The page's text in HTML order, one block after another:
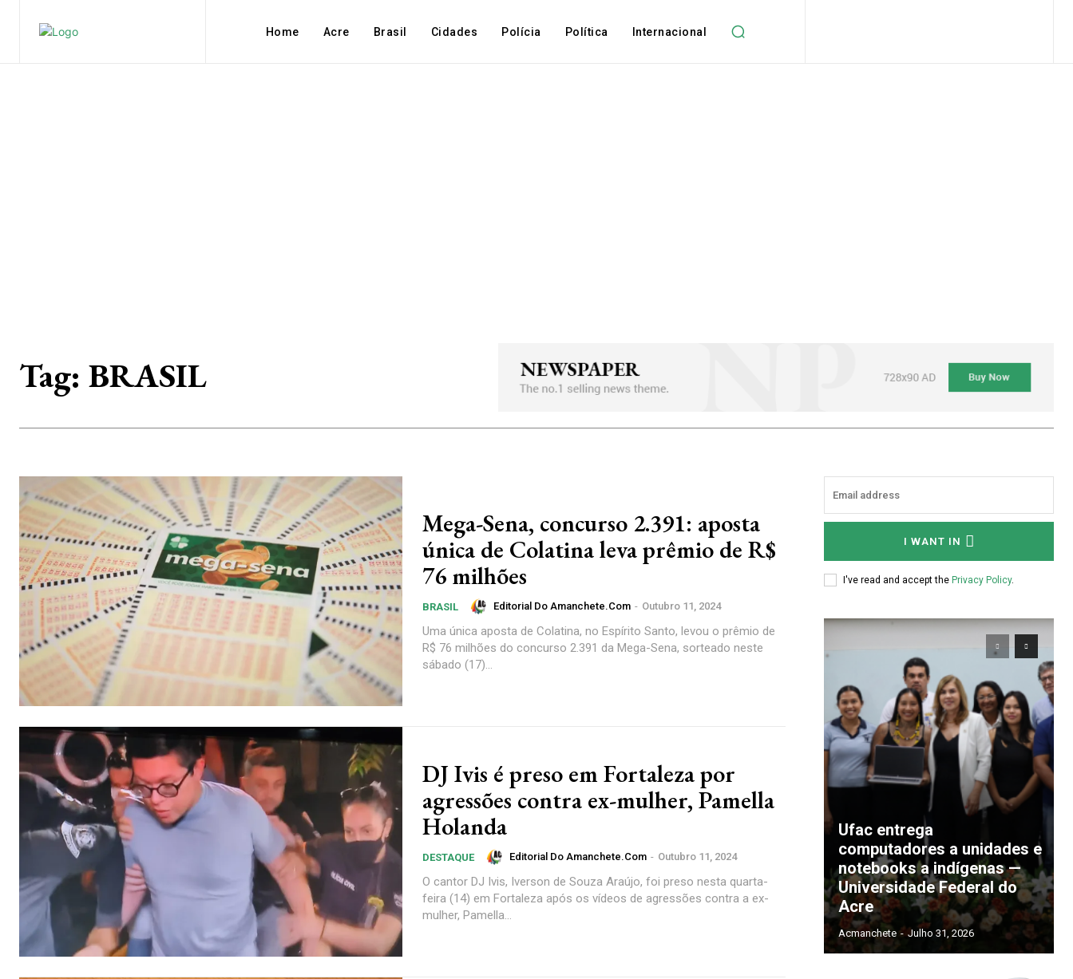
Home Acre Brasil Cidades Polícia Política Internacional
Tag: BRASIL
Mega-Sena, concurso 2.391: aposta
única de Colatina leva prêmio de R$
76 milhões
BRASIL Editorial Do Amanchete.com - Outubro 11, 2024
Uma única aposta de Colatina, no Espírito Santo, levou o prêmio de
R$ 76 milhões do concurso 2.391 da Mega-Sena, sorteado neste
sábado (17)...
DJ Ivis é preso em Fortaleza por
agressões contra ex-mulher, Pamella
Holanda
DESTAQUE Editorial Do Amanchete.com - Outubro 11, 2024
O cantor DJ Ivis, Iverson de Souza Araújo, foi preso nesta quarta-
feira (14) em Fortaleza após os vídeos de agressões contra a ex-
mulher, Pamella...
I WANT IN
I've read and accept the Privacy Policy.
Ufac entrega
computadores a unidades e
notebooks a indígenas —
Universidade Federal do
Acre
Acmanchete - Julho 31, 2026